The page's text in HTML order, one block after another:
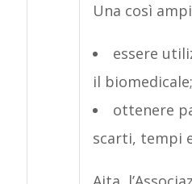
Una così
essere
il biomedicale;
ottenere
scarti, tempi